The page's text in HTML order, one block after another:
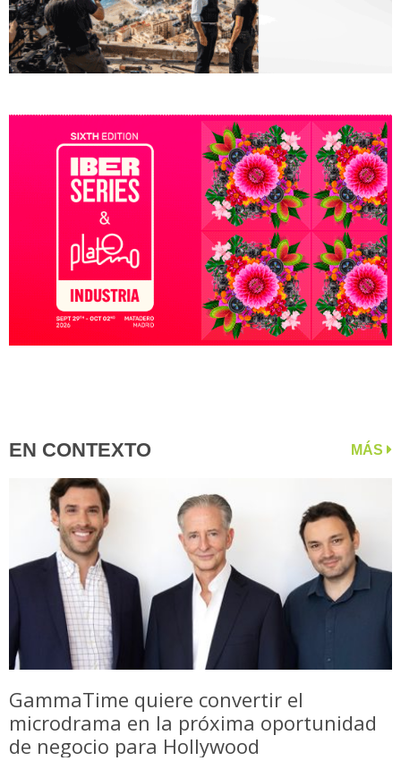
EN CONTEXTO MÁS
GammaTime quiere convertir el
microdrama en la próxima oportunidad
de negocio para Hollywood